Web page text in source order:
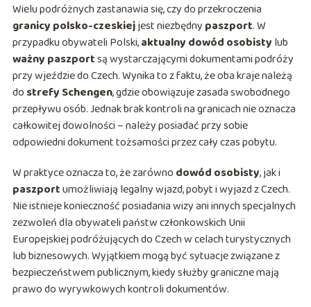
Wielu podróżnych zastanawia się, czy do przekroczenia
granicy polsko-czeskiejjest niezbędny paszport. W
przypadku obywateli Polski,aktualny dowód osobisty lub
ważny paszportsą wystarczającymi dokumentami podróży
przy wjeździe do Czech. Wynika to z faktu, że oba kraje należą
do strefy Schengen, gdzie obowiązuje zasada swobodnego
przepływu osób. Jednak brak kontroli na granicach nie oznacza
całkowitej dowolności – należy posiadać przy sobie
odpowiedni dokument tożsamości przez cały czas pobytu.
W praktyce oznacza to, że zarówno dowód osobisty, jak i
paszportumożliwiają legalny wjazd, pobyt i wyjazd z Czech.
Nie istnieje konieczność posiadania wizy ani innych specjalnych
zezwoleń dla obywateli państw członkowskich Unii
Europejskiej podróżujących do Czech w celach turystycznych
lub biznesowych. Wyjątkiem mogą być sytuacje związane z
bezpieczeństwem publicznym, kiedy służby graniczne mają
prawo do wyrywkowych kontroli dokumentów.